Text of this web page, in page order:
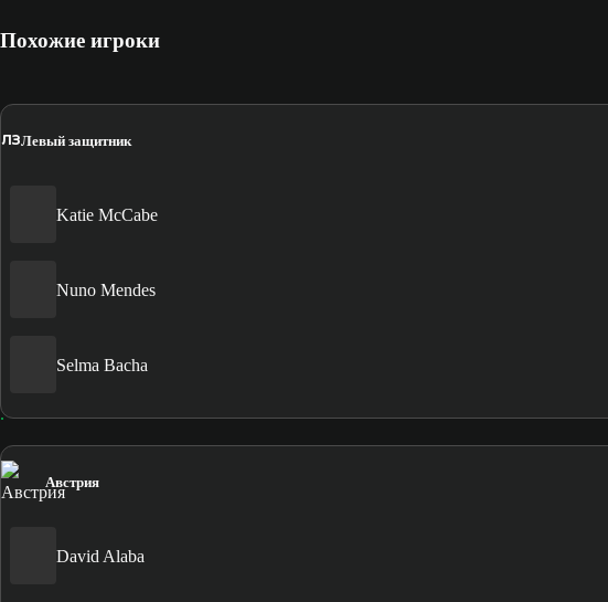
Похожие игроки
ЛЗЛевый защитник
Katie McCabe
Nuno Mendes
Selma Bacha
Австрия
David Alaba